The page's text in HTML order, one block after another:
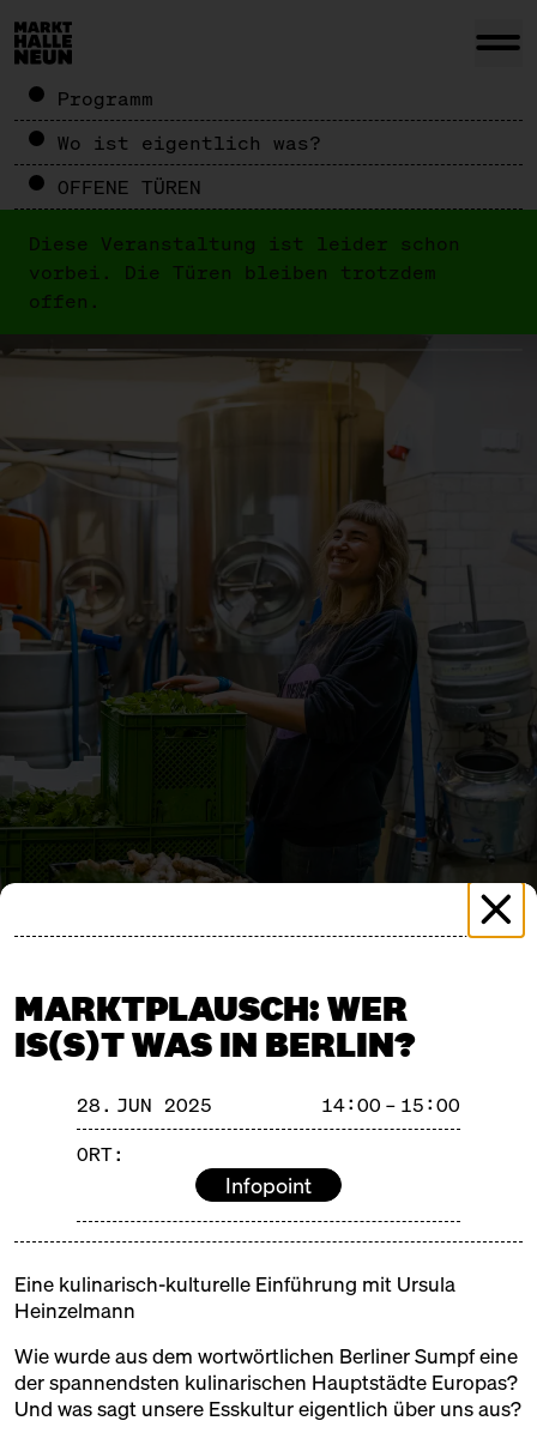
MARKTPLAUSCH: WER
IS(S)T WAS IN BERLIN?
28. JUN 2025
14:00 – 15:00
ORT:
Infopoint
Eine kulinarisch-kulturelle Einführung mit Ursula
Heinzelmann
Wie wurde aus dem wortwörtlichen Berliner Sumpf eine
der spannendsten kulinarischen Hauptstädte Europas?
Und was sagt unsere Esskultur eigentlich über uns aus?
Programm
Wo ist eigentlich was?
OFFENE TÜREN
Diese Veranstaltung ist leider schon
vorbei. Die Türen bleiben trotzdem
offen.
SAMSTAG, 28.06.25, 10:00 – 18:00
AUF DIE TÜREN, FERTIG,
Die Türen der Markthalle sind offen – klar. Und
trotzdem gibt es Ecken, Geschichten und Ideen, die